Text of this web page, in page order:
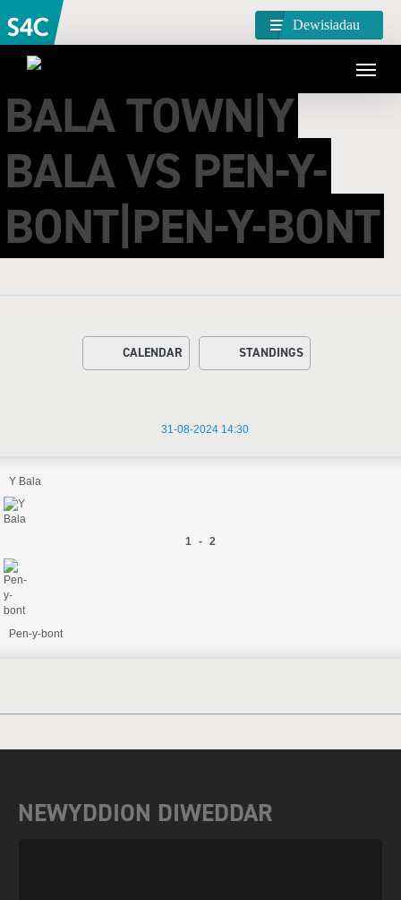
Dewisiadau
BALA TOWN|Y
BALA VS PEN-Y-
BONT|PEN-Y-BONT
CALENDAR STANDINGS
31-08-2024 14:30
Y Bala
1 - 2
Pen-y-bont
NEWYDDION DIWEDDAR